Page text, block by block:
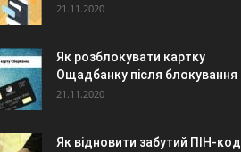
21.11.2020
Як розблокувати картку
Ощадбанку після блокування
21.11.2020
Як відновити забутий ПІН-код